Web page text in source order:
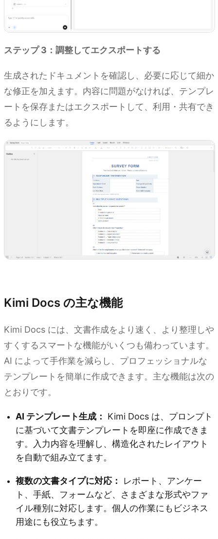
ステップ 3：調整してエクスポートする
生成されたドキュメントを確認し、必要に応じて細か
な修正を加えます。内容に問題がなければ、テンプレ
ートを保存またはエクスポートして、利用・共有でき
るようにします。
Kimi Docs の主な機能
Kimi Docs には、文書作成をより速く、より整理しや
すくするスマートな機能がいくつも備わっています。
AI によって手作業を減らし、プロフェッショナルな
テンプレートを簡単に作成できます。主な機能は次の
とおりです。
AI テンプレート生成：
Kimi Docs は、プロンプト
に基づいて文書テンプレートを即座に作成できま
す。入力内容を理解し、構造化されたレイアウト
を自動で組み立てます。
複数の文書タイプに対応：
レポート、アンケー
ト、手紙、フォームなど、さまざまな形式やファ
イル種別に対応します。個人の作業にもビジネス
用途にも役立ちます。